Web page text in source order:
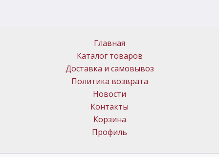
Главная
Каталог товаров
Доставка и самовывоз
Политика возврата
Новости
Контакты
Корзина
Профиль